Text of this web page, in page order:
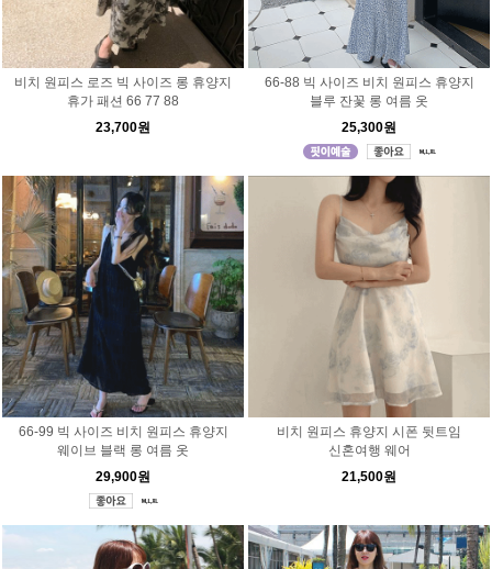
비치 원피스 로즈 빅 사이즈 롱 휴양지
휴가 패션 66 77 88
23,700원
66-88 빅 사이즈 비치 원피스 휴양지
블루 잔꽃 롱 여름 옷
25,300원
66-99 빅 사이즈 비치 원피스 휴양지
웨이브 블랙 롱 여름 옷
29,900원
비치 원피스 휴양지 시폰 뒷트임
신혼여행 웨어
21,500원